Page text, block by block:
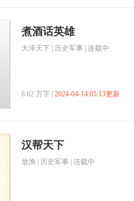
煮酒话英雄
大泽天下 历史军事 | 连载中
8.62 万字 | 2024-04-14 05:13更新
汉帮天下
放渔 历史军事 | 连载中